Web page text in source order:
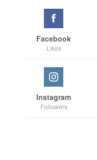
Facebook
Likes
Instagram
Followers